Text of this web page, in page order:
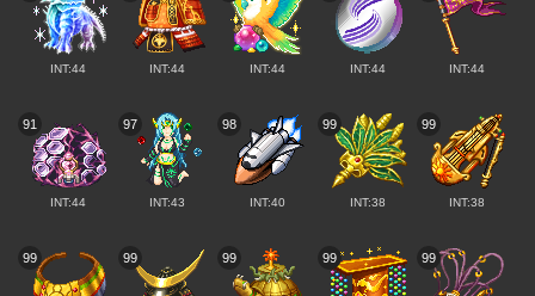
INT:44 INT:44 INT:44 INT:44 INT:44
91
INT:44
97
INT:43
98
INT:40
99
INT:38
99
INT:38
99 99 99 99 99